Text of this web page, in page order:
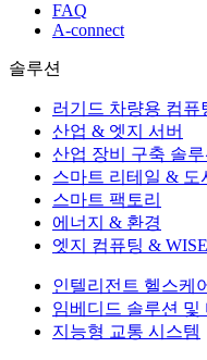
FAQ
A-connect
솔루션
러기드 차량용 컴퓨
산업 & 엣지 서버
산업 장비 구축 솔루
스마트 리테일 & 도
스마트 팩토리
에너지 & 환경
엣지 컴퓨팅 &
인텔리전트 헬스케
임베디드 솔루션 및
지능형 교통 시스템